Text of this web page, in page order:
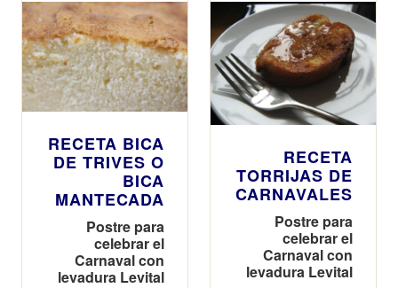
RECETA BICA
DE TRIVES O
BICA
MANTECADA
Postre para
celebrar el
Carnaval con
levadura Levital
RECETA
TORRIJAS DE
CARNAVALES
Postre para
celebrar el
Carnaval con
levadura Levital